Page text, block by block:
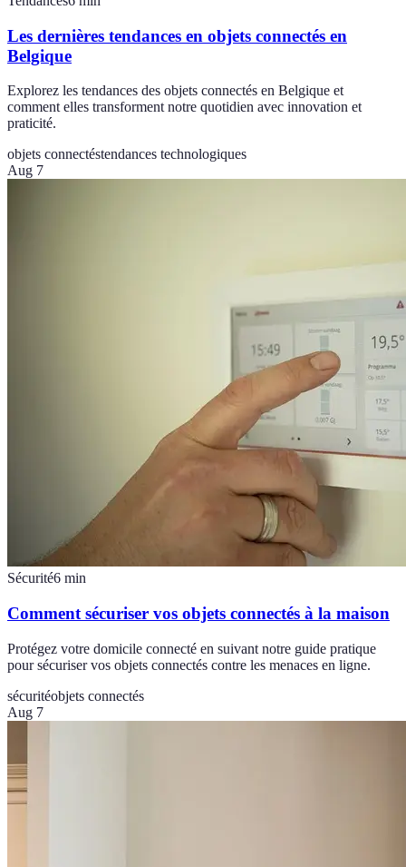
Les dernières tendances en objets connectés en
Belgique
Explorez les tendances des objets connectés en Belgique et
comment elles transforment notre quotidien avec innovation et
praticité.
objets connectéstendances technologiques
Aug 7
Sécurité6 min
Comment sécuriser vos objets connectés à la maison
Protégez votre domicile connecté en suivant notre guide pratique
pour sécuriser vos objets connectés contre les menaces en ligne.
sécuritéobjets connectés
Aug 7